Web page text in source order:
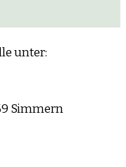
unter:
Simmern